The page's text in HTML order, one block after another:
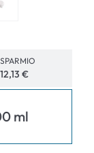
12,13 €
ml